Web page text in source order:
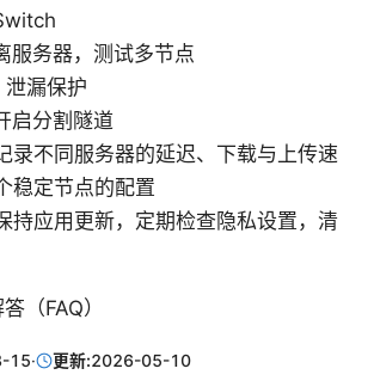
服务器，测试多节点
漏保护
启分割隧道
录不同服务器的延迟、下载与上传速
稳定节点的配置
持应用更新，定期检查隐私设置，清
（FAQ）
15· 更新:2026-05-10